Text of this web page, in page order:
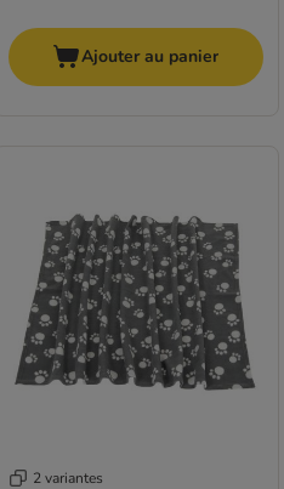
Ajouter au panier
2 variantes